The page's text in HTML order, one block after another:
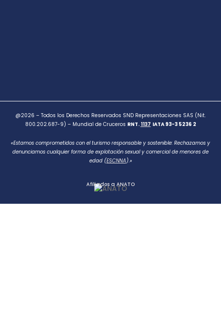
@2026 – Todos los Derechos Reservados SND Representaciones SAS (Nit.
800.202.687-9) – Mundial de Cruceros RNT. 1137 IATA 93-3 5236 2
«Estamos comprometidos con el turismo responsable y sostenible: Rechazamos y
denunciamos cualquier forma de explotación sexual y comercial de menores de
edad (ESCNNA).»
Afiliados a ANATO